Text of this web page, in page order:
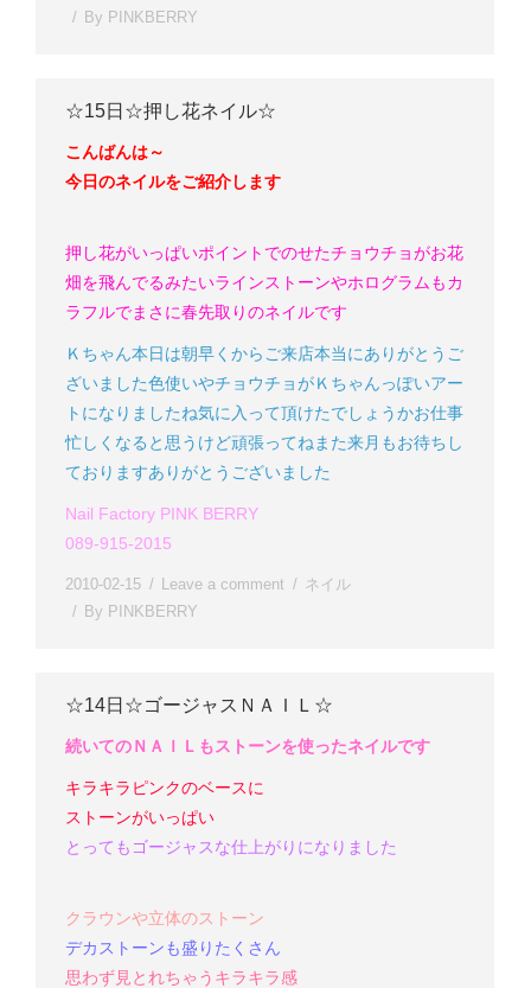
By PINKBERRY
☆15日☆押し花ネイル☆
こんばんは～
今日のネイルをご紹介します
押し花がいっぱいポイントでのせたチョウチョがお花
畑を飛んでるみたいラインストーンやホログラムもカ
ラフルでまさに春先取りのネイルです
Ｋちゃん本日は朝早くからご来店本当にありがとうご
ざいました色使いやチョウチョがＫちゃんっぽいアー
トになりましたね気に入って頂けたでしょうかお仕事
忙しくなると思うけど頑張ってね また来月もお待ちし
ておりますありがとうございました
Nail Factory PINK BERRY
089-915-2015
2010-02-15 Leave a comment
ネイル
By PINKBERRY
☆14日☆ゴージャスＮＡＩＬ☆
続いてのＮＡＩＬもストーンを使ったネイルです
キラキラピンクのベースに
ストーンがいっぱい
とってもゴージャスな仕上がりになりました
クラウンや立体のストーン
デカストーンも盛りたくさん
思わず見とれちゃうキラキラ感